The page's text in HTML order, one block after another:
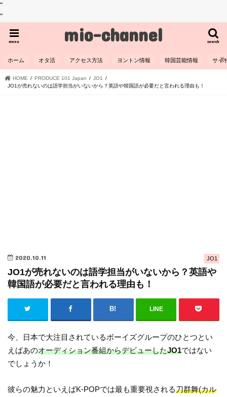
"
"
mio-channel search
menu
ホーム オタ活 アクセス方法 ヨントン情報 韓国芸能情報 サイ
HOME PRODUCE 101 Japan
JO1
JO1が売れないのは語学担当がいないから？英語や韓国語が必要だと言われる理由も！
JO1
2020.10.11
JO1が売れないのは語学担当がいないから？英語や
韓国語が必要だと言われる理由も！
LINE
今、日本で大注目されているボーイズグループのひとつとい
えばあのオーディション番組からデビューしたJO1ではない
でしょうか！
彼らの魅力といえばK-POPでは最も重要視される刀群舞(カル